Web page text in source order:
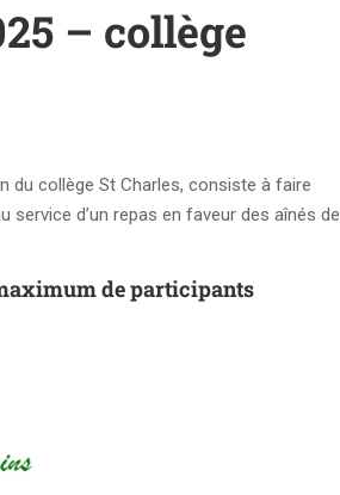
– collège
du collège St Charles, consiste à faire
d’un repas en faveur des aînés de
de participants